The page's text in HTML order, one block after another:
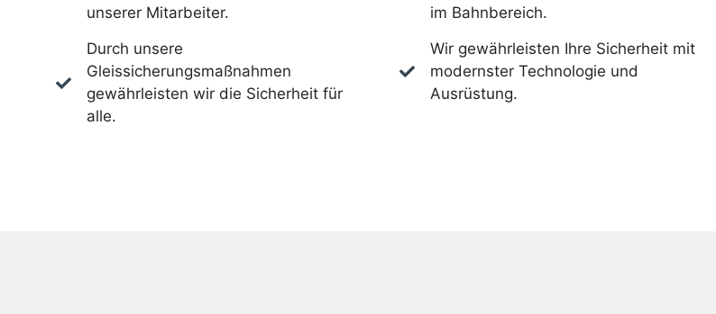
unserer Mitarbeiter.
Durch unsere
Gleissicherungsmaßnahmen
gewährleisten wir die Sicherheit für
alle.
im Bahnbereich.
Wir gewährleisten Ihre Sicherheit mit
modernster Technologie und
Ausrüstung.